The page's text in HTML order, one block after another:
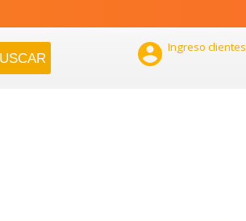
 Ingreso clientes